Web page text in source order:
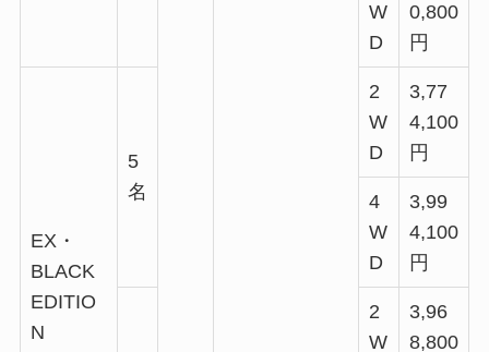
W
D
0,800
円
EX・
BLACK
EDITIO
N
5
名
2
W
D
3,77
4,100
円
4
W
D
3,99
4,100
円
2
W
3,96
8,800